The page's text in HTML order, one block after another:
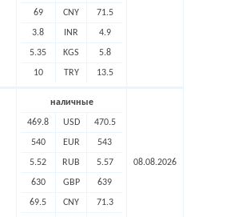
69 CNY 71.5
3.8 INR 4.9
5.35 KGS 5.8
10 TRY 13.5
наличные
469.8 USD 470.5
540 EUR 543
5.52 RUB 5.57
630 GBP 639
69.5 CNY 71.3
08.08.2026